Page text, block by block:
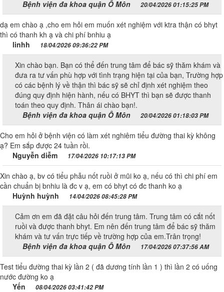
Bệnh viện đa khoa quận Ô Môn
20/04/2026 01:15:25 PM
dạ em chào ạ ,cho em hỏi em muốn xét nghiệm với ktra thận có bhyt
thì có thanh kh ạ và chi phí bnhiu ạ
linhh
18/04/2026 09:36:22 PM
Xin chào bạn. Bạn có thể đến trung tâm để bác sỹ thăm khám và
đưa ra tư vấn phù hợp với tình trạng hiện tại của bạn, Trường hợp
có các bệnh lý về thận thì bác sỹ sẽ chỉ định xét nghiệm theo
đúng quy định hiện hành, nếu có BHYT thì bạn sẽ được thanh
toán theo quy định. Thân ái chào bạn!.
Bệnh viện đa khoa quận Ô Môn
20/04/2026 01:18:03 PM
Cho em hỏi ở bệnh viện có làm xét nghiêm tiểu đường thai kỳ không
ạ? Em sắp được 24 tuần rồi.
Nguyễn diễm
17/04/2026 10:17:13 PM
Xin chào ạ, bv có tiểu phẫu nốt ruồi ở mũi ko ạ, nếu có thì chi phí em
cần chuẩn bị bnhiu là đc v ạ, em có bhyt có đc thanh ko ạ
Huỳnh huỳnh
14/04/2026 08:45:28 PM
Cảm ơn em đã đặt câu hỏi đến trung tâm. Trung tâm có cắt nốt
ruồi và được thanh bhyt. Em nên đến trung tâm để bác sỹ thăm
khám và tư vấn trực tiếp về trường hợp của em.Trân trọng!
Bệnh viện đa khoa quận Ô Môn
17/04/2026 07:37:56 AM
Test tiểu đường thai kỳ lần 2 ( đã dương tính lần 1 ) thì lần 2 có uống
nước đường ko ạ
Yến 08/04/2026 03:41:42 PM